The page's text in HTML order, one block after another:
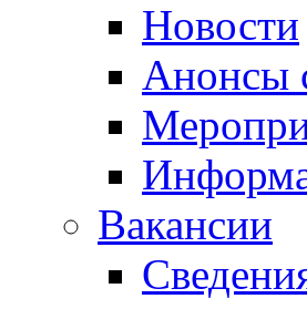
Новости
Анонсы
Вакансии